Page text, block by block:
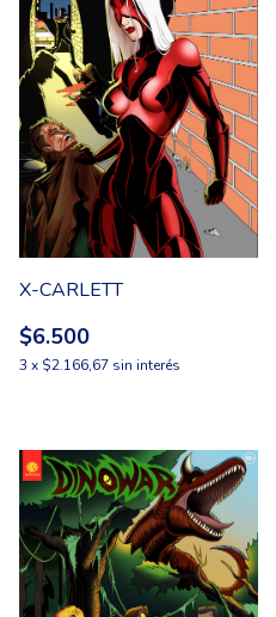
X-CARLETT
$6.500
3 x $2.166,67 sin interés